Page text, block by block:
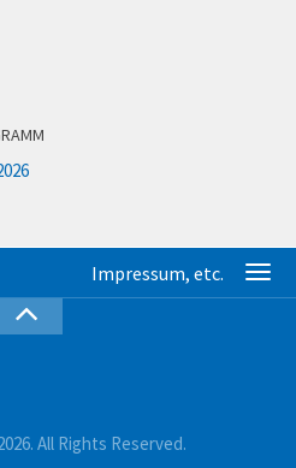
All Rights Reserved.